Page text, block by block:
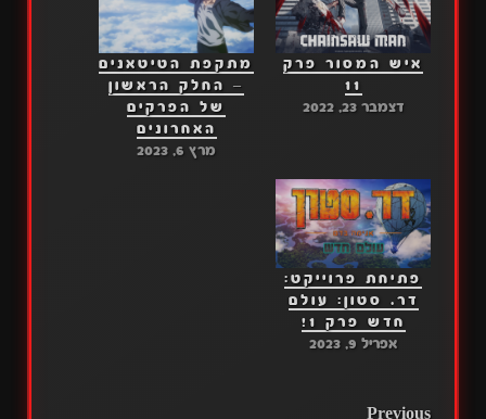
איש המסור פרק
11
דצמבר 23, 2022
מתקפת הטיטאנים
– החלק הראשון
של הפרקים
האחרונים
מרץ 6, 2023
פתיחת פרוייקט:
דר. סטון: עולם
חדש פרק 1!
אפריל 9, 2023
Previous